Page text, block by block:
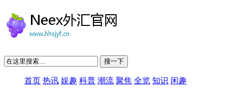
搜一下
首页 热讯 娱趣 科普 潮流 聚焦 全览 知识 闲趣